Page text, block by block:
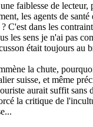
faiblesse de lecteur,
les agents de
C'est dans les
les sens je n'ai pas
était toujours au
la chute,
suisse, et même
aurait suffit sans
la critique de